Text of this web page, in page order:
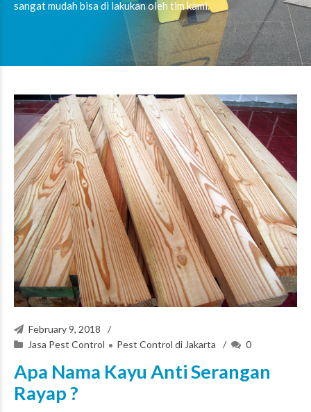
sangat mudah bisa di lakukan oleh tim kami.
February 9, 2018
Jasa Pest Control
Pest Control di Jakarta 0
Apa Nama Kayu Anti Serangan
Rayap ?